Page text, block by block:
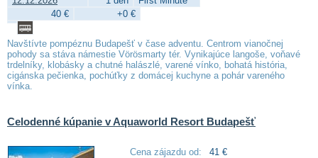
40 €
+0 €
Navštívte pompéznu Budapešť v čase adventu. Centrom vianočnej
pohody sa stáva námestie Vörösmarty tér. Vynikajúce langoše, voňavé
trdelníky, klobásky a chutné halászlé, varené vínko, bohatá história,
cigánska pečienka, pochúťky z domácej kuchyne a pohár vareného
vínka.
Celodenné kúpanie v Aquaworld Resort Budapešť
Cena zájazdu od:
41 €